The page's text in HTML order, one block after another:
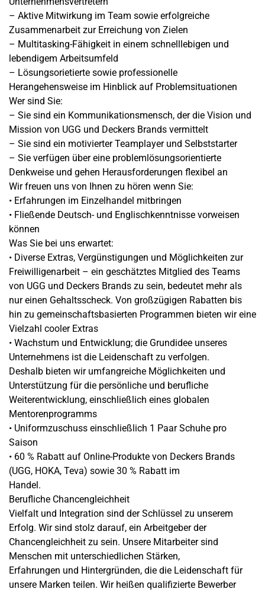
– Aktive Mitwirkung im Team sowie erfolgreiche
Zusammenarbeit zur Erreichung von Zielen
– Multitasking-Fähigkeit in einem schnelllebigen und
lebendigem Arbeitsumfeld
– Lösungsorietierte sowie professionelle
Herangehensweise im Hinblick auf Problemsituationen
Wer sind Sie:
– Sie sind ein Kommunikationsmensch, der die Vision und
Mission von UGG und Deckers Brands vermittelt
– Sie sind ein motivierter Teamplayer und Selbststarter
– Sie verfügen über eine problemlösungsorientierte
Denkweise und gehen Herausforderungen flexibel an
Wir freuen uns von Ihnen zu hören wenn Sie:
• Erfahrungen im Einzelhandel mitbringen
• Fließende Deutsch- und Englischkenntnisse vorweisen
können
Was Sie bei uns erwartet:
• Diverse Extras, Vergünstigungen und Möglichkeiten zur
Freiwilligenarbeit – ein geschätztes Mitglied des Teams
von UGG und Deckers Brands zu sein, bedeutet mehr als
nur einen Gehaltsscheck. Von großzügigen Rabatten bis
hin zu gemeinschaftsbasierten Programmen bieten wir eine
Vielzahl cooler Extras
• Wachstum und Entwicklung; die Grundidee unseres
Unternehmens ist die Leidenschaft zu verfolgen.
Deshalb bieten wir umfangreiche Möglichkeiten und
Unterstützung für die persönliche und berufliche
Weiterentwicklung, einschließlich eines globalen
Mentorenprogramms
• Uniformzuschuss einschließlich 1 Paar Schuhe pro
Saison
• 60 % Rabatt auf Online-Produkte von Deckers Brands
(UGG, HOKA, Teva) sowie 30 % Rabatt im
Handel.
Berufliche Chancengleichheit
Vielfalt und Integration sind der Schlüssel zu unserem
Erfolg. Wir sind stolz darauf, ein Arbeitgeber der
Chancengleichheit zu sein. Unsere Mitarbeiter sind
Menschen mit unterschiedlichen Stärken,
Erfahrungen und Hintergründen, die die Leidenschaft für
unsere Marken teilen. Wir heißen qualifizierte Bewerber